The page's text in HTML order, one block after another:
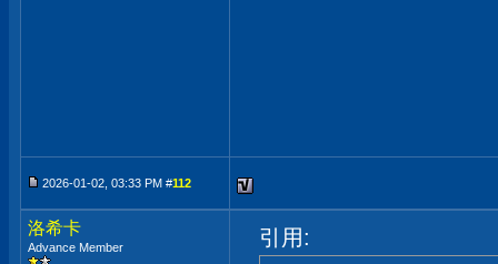
2026-01-02, 03:33 PM #112
洛希卡
Advance Member 引用: